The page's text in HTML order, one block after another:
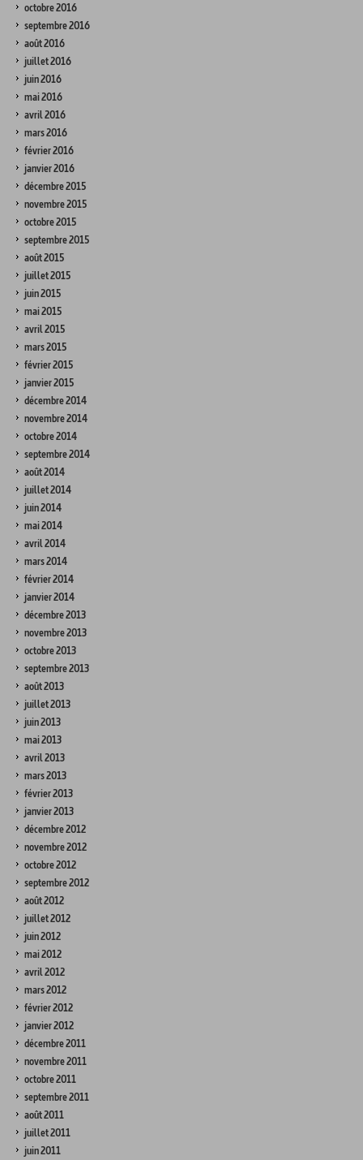
octobre 2016
septembre 2016
août 2016
juillet 2016
juin 2016
mai 2016
avril 2016
mars 2016
février 2016
janvier 2016
décembre 2015
novembre 2015
octobre 2015
septembre 2015
août 2015
juillet 2015
juin 2015
mai 2015
avril 2015
mars 2015
février 2015
janvier 2015
décembre 2014
novembre 2014
octobre 2014
septembre 2014
août 2014
juillet 2014
juin 2014
mai 2014
avril 2014
mars 2014
février 2014
janvier 2014
décembre 2013
novembre 2013
octobre 2013
septembre 2013
août 2013
juillet 2013
juin 2013
mai 2013
avril 2013
mars 2013
février 2013
janvier 2013
décembre 2012
novembre 2012
octobre 2012
septembre 2012
août 2012
juillet 2012
juin 2012
mai 2012
avril 2012
mars 2012
février 2012
janvier 2012
décembre 2011
novembre 2011
octobre 2011
septembre 2011
août 2011
juillet 2011
juin 2011